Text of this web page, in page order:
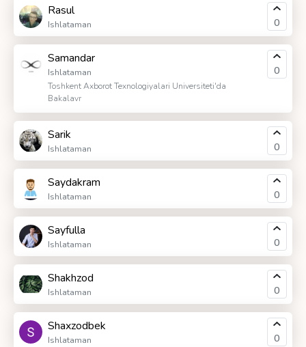
Rasul
Ishlataman 0
Samandar
Ishlataman
Toshkent Axborot Texnologiyalari Universiteti'da
Bakalavr
0
Sarik
Ishlataman 0
Saydakram
Ishlataman 0
Sayfulla
Ishlataman 0
Shakhzod
Ishlataman 0
Shaxzodbek
Ishlataman 0